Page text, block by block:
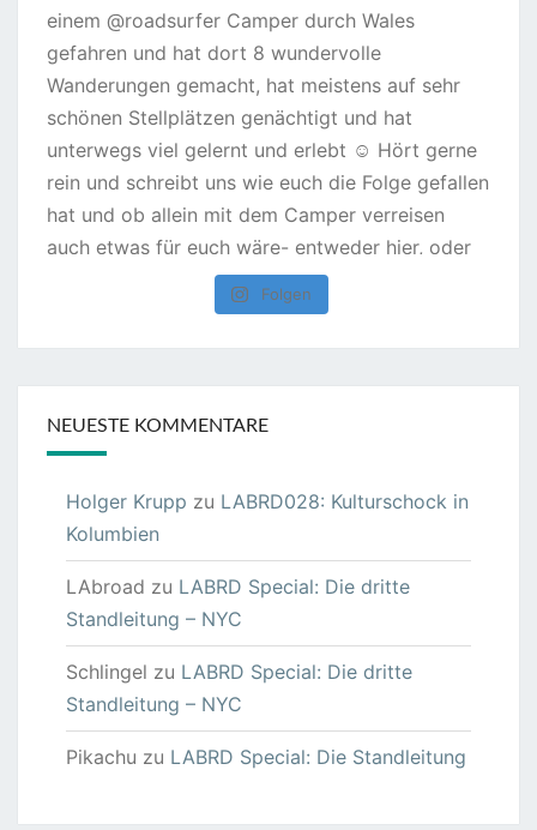
Folgen
NEUESTE KOMMENTARE
Holger Krupp zu LABRD028: Kulturschock in
Kolumbien
LAbroad zu LABRD Special: Die dritte
Standleitung – NYC
Schlingel zu LABRD Special: Die dritte
Standleitung – NYC
Pikachu zu LABRD Special: Die Standleitung